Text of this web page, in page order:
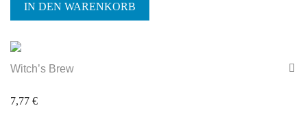
IN DEN WARENKORB
Witch’s Brew
7,77 €